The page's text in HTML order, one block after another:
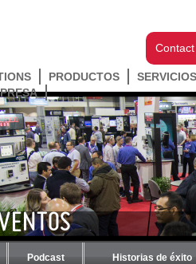
PRODUCTOS
Podcast Historias de éxito